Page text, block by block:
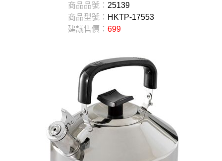
商品品號： 25139
商品型號： HKTP-17553
建議售價： 699